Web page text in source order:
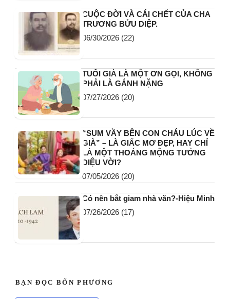
CUỘC ĐỜI VÀ CÁI CHẾT CỦA CHA
TRƯƠNG BỬU DIỆP.
06/30/2026 (22)
TUỔI GIÀ LÀ MỘT ƠN GỌI, KHÔNG
PHẢI LÀ GÁNH NẶNG
07/27/2026 (20)
“SUM VẦY BÊN CON CHÁU LÚC VỀ
GIÀ” – LÀ GIẤC MƠ ĐẸP, HAY CHỈ
LÀ MỘT THOÁNG MỘNG TƯỞNG
DIỆU VỜI?
07/05/2026 (20)
Có nên bắt giam nhà văn?-Hiệu Minh
07/26/2026 (17)
BẠN ĐỌC BỐN PHƯƠNG